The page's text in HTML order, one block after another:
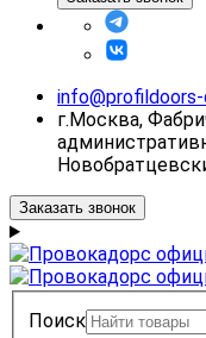
info@profildoors-
г.Москва,
Заказать звонок
Поиск